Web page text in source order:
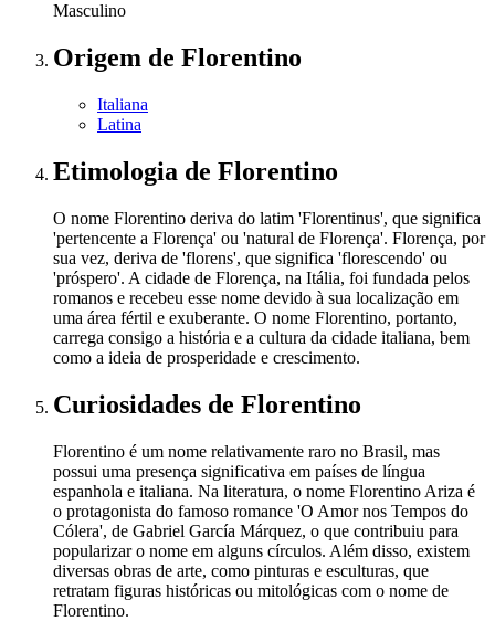
Masculino
Origem de Florentino
Italiana
Latina
Etimologia de Florentino
O nome Florentino deriva do latim 'Florentinus', que significa
'pertencente a Florença' ou 'natural de Florença'. Florença, por
sua vez, deriva de 'florens', que significa 'florescendo' ou
'próspero'. A cidade de Florença, na Itália, foi fundada pelos
romanos e recebeu esse nome devido à sua localização em
uma área fértil e exuberante. O nome Florentino, portanto,
carrega consigo a história e a cultura da cidade italiana, bem
como a ideia de prosperidade e crescimento.
Curiosidades de Florentino
Florentino é um nome relativamente raro no Brasil, mas
possui uma presença significativa em países de língua
espanhola e italiana. Na literatura, o nome Florentino Ariza é
o protagonista do famoso romance 'O Amor nos Tempos do
Cólera', de Gabriel García Márquez, o que contribuiu para
popularizar o nome em alguns círculos. Além disso, existem
diversas obras de arte, como pinturas e esculturas, que
retratam figuras históricas ou mitológicas com o nome de
Florentino.